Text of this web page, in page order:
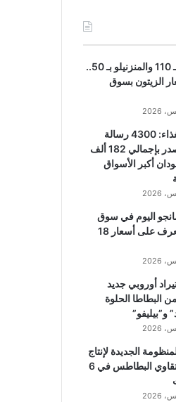
التفاحي بـ 110 والمنزنيلو بـ 50..
الزيتون بسوق
سلامة الغذاء: 4300 رسالة
غذائية مصدر بإجمالي 182 ألف
أكبر الأسواق
اليوم في سوق
العبور.. تعرف على أسعار 18
أوروبي جديد
البطاطا الحلوة
و”بيليفو”
الجديدة لإنتاج
وتسويق تقاوي البطاطس في 6